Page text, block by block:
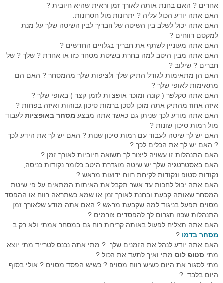
אחרים ? האם בחנת אותה לאורך זמן וראית שהיא חיובית ?
האם אתה יודע הכול עליה ? יתרונות מול חסרונות.
האם אתה יכול לשלב בין השיטה של חבריך לבין השיטה שלך על מנת
למקסם רווחים ?
האם אתה מעוניין לשתף את חבריך בגלויים החדשים ?
האם אתה מבין היטב למה בחרת בשיטת מסחר כזו או אחרת ? שלך ? של
חברים ? שילוב ?
האם הן מתאימות לגודל התיק שלך ולציפות שלך מהמסחר ? האם הם
מתאימות לאופי שלך ?
האם אתה סקלפר ( קונה ומוכר אופציות לזמן קצר ) באופי שלך ?
איזה אחוז מהתיק אתה מוכן לסכן ברמות סיכון גבוהות ואיזה בפחות ?
האם אתה מודע לכך שניתן גם כאשר אתה מבצע מסחר באופציות לעבוד
מול רמות סיכון שונות ?
האם יש לך שיטה לעבוד עם רמות סיכון שנות ? האם יש לך את הידע לכך
? האם יש לך את הכלים לכך ?
האם התנהלות זו עשויה ליצור לך תשואה חיוביות לאורך זמן ?
האם באסטרטגיה שלך יש שיטה מוגדרת היטב כלומר נקודות כניסה
נקודות סטופ ונקודות לקיחת רווח ידועות מראש ?
האם אתה יכול לחכות עד אשר תקבל את האיתות המתאים על פי שיטת
המסחר שאותה קבעת ובחנת לאורך זמן או שמא כשתראה רווח או ההפסד
מסוים תפעל בניגוד למה שקבעת מראש ? האם אתה מודע שלאורך זמן
התנהלות שכזו תגרום לך להפסדים צורמים ?
האם אתה תצליח לפעול באותה קרירות רוח גם במסחר אמתי ולא רק ב
מסחר בדמו ?
האם אתה יודע לנהל את הזמנים שלך ? מתי אתה נכנס לטרייד מתי יוצא
מתי סטופ לוס מתי ואיך לתעד את הכול ?
מתי לסגור את היום כשיש רווח מסוים ? כשיש הפסד מסוים ? אולי בסוף
היום בלבד ?
שאלות ותשובות
דרישות מערכת המסחר
פתרונות למנהלי תיקים